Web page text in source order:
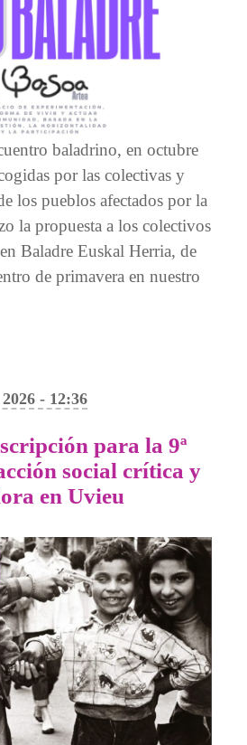
baladrino, en octubre
por las colectivas y
los pueblos afectados por la
la propuesta a los colectivos
Baladre Euskal Herria, de
de primavera en nuestro
- 12:36
para la 9ª
social crítica y
en Uvieu